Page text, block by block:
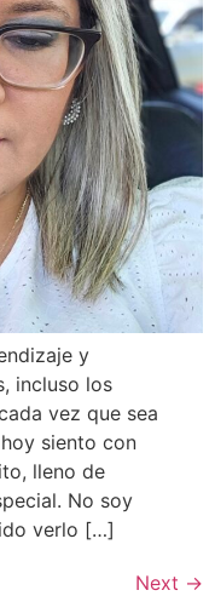
y
incluso los
vez que sea
siento con
lleno de
No soy
verlo […]
Next →